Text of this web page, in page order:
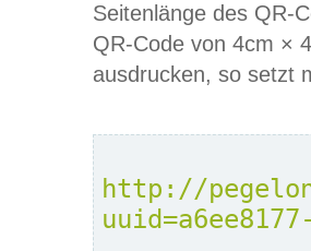
Seitenlänge des QR-
QR-Code von 4cm ×
ausdrucken, so setzt
http://